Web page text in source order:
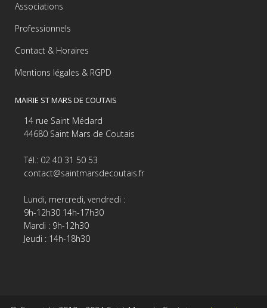
Associations
Professionnels
Contact & Horaires
Mentions légales & RGPD
MAIRIE ST MARS DE COUTAIS
14 rue Saint Médard
44680 Saint Mars de Coutais
Tél.: 02 40 31 50 53
contact@saintmarsdecoutais.fr
Lundi, mercredi, vendredi :
9h-12h30 14h-17h30
Mardi : 9h-12h30
Jeudi : 14h-18h30